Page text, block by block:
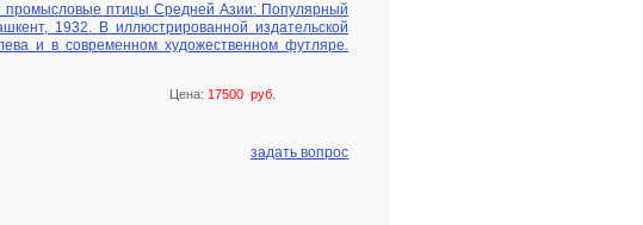
промысловые птицы Средней Азии: Популярный
1932. В иллюстрированной издательской
и в современном художественном футляре.
Цена: 17500 руб.
задать вопрос